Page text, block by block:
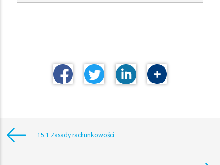
15.1 Zasady rachunkowości